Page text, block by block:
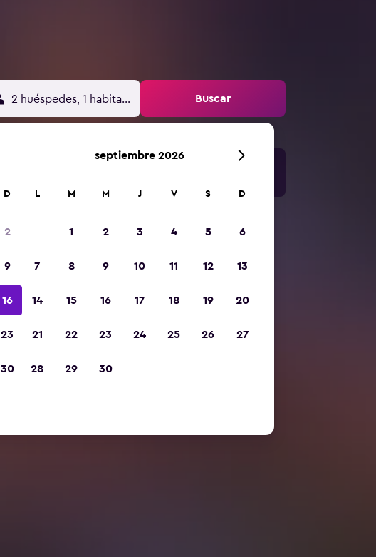
2 huéspedes, 1 habitación Buscar
D
2
9
16
23
30
septiembre 2026
L M M J V S D
1 2 3 4 5 6
7 8 9 10 11 12 13
14 15 16 17 18 19 20
21 22 23 24 25 26 27
28 29 30